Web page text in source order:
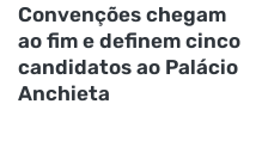
Convenções chegam
ao fim e definem cinco
candidatos ao Palácio
Anchieta